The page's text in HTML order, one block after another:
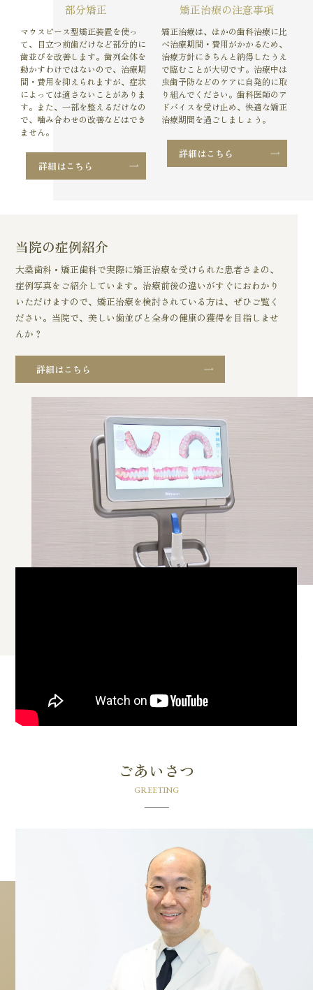
部分矯正
マウスピース型矯正装置を使っ
て、目立つ前歯だけなど部分的に
歯並びを改善します。歯列全体を
動かすわけではないので、治療期
間・費用を抑えられますが、症状
によっては適さないことがありま
す。また、一部を整えるだけなの
で、噛み合わせの改善などはでき
ません。
詳細はこちら
矯正治療の注意事項
矯正治療は、ほかの歯科治療に比
べ治療期間・費用がかかるため、
治療方針にきちんと納得したうえ
で臨むことが大切です。治療中は
虫歯予防などのケアに自発的に取
り組んでください。歯科医師のア
ドバイスを受け止め、快適な矯正
治療期間を過ごしましょう。
詳細はこちら
当院の症例紹介
大桑歯科・矯正歯科で実際に矯正治療を受けられた患者さまの、
症例写真をご紹介しています。治療前後の違いがすぐにおわかり
いただけますので、矯正治療を検討されている方は、ぜひご覧く
ださい。当院で、美しい歯並びと全身の健康の獲得を目指しませ
んか？
詳細はこちら
ごあいさつ
GREETING